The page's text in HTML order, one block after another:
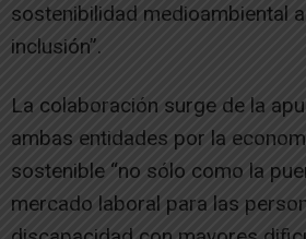
sostenibilidad medioambiental
inclusión”.
La colaboración surge de la
ambas entidades por la
sostenible “no sólo como la
mercado laboral para las